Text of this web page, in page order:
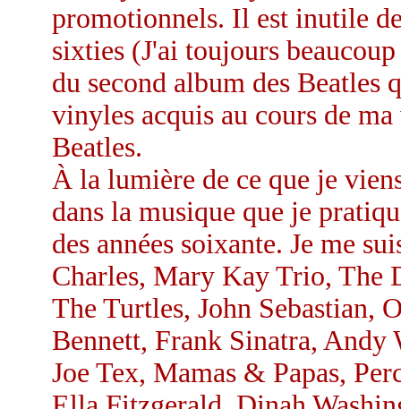
promotionnels. Il est inutile
sixties (J'ai toujours
du second album des Beatles
vinyles acquis au cours de
Beatles.
À la lumière de ce que je
dans la musique que je
des années soixante. Je me
Charles, Mary Kay Trio,
The Turtles, John Sebastian,
Bennett, Frank Sinatra,
Joe Tex, Mamas & Papas,